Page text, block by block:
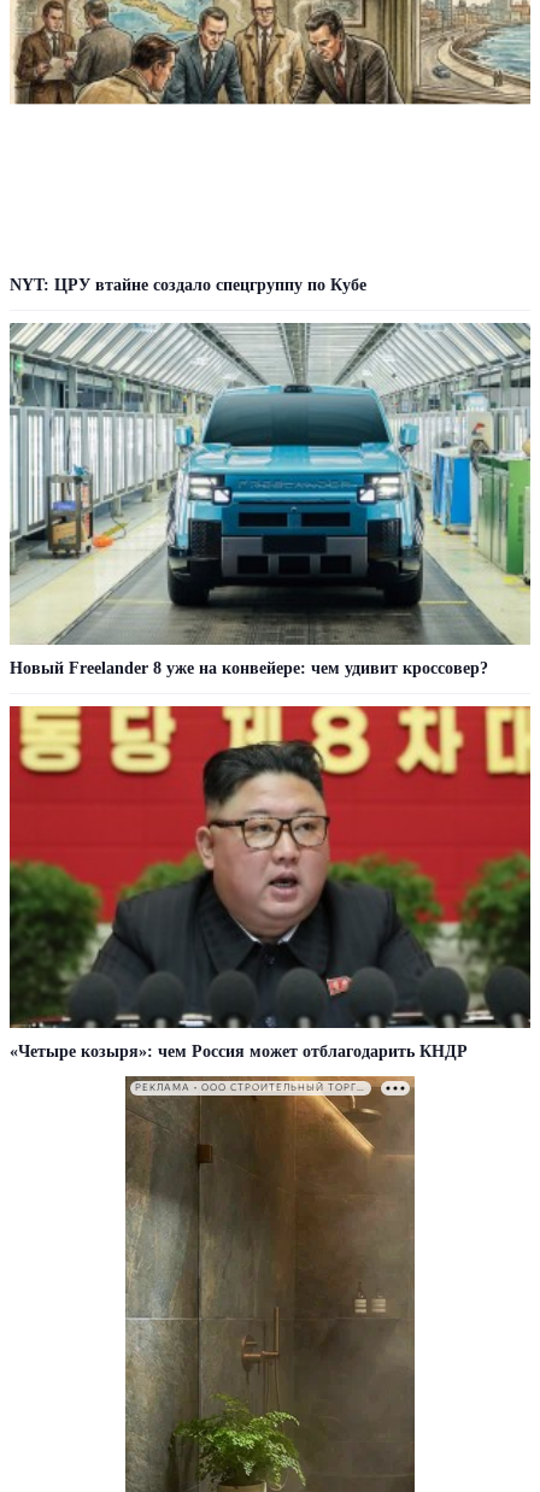
NYT: ЦРУ втайне создало спецгруппу по Кубе
Новый Freelander 8 уже на конвейере: чем удивит кроссовер?
«Четыре козыря»: чем Россия может отблагодарить КНДР
РЕКЛАМА • ООО СТРОИТЕЛЬНЫЙ ТОРГОВЫЙ ДОМ «ПЕТРОВИЧ». ИНН: 7802348846